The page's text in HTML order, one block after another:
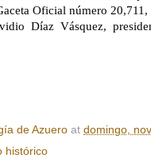
Oficial número
Díaz Vásquez,
de Azuero at domingo,
histórico